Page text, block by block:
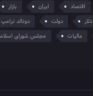
اقتصاد ایران بازار
دلار دولت دونالد ترامپ
مالیات مجلس شورای